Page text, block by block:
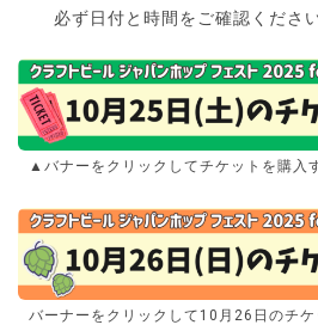
必ず日付と時間をご確認ください
▲バナーをクリックしてチケットを購入
バーナーをクリックして10月26日のチケ